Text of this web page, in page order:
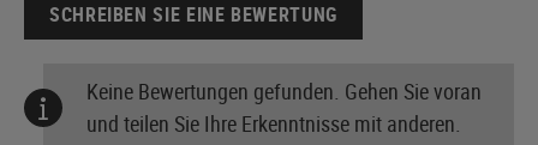
SCHREIBEN SIE EINE BEWERTUNG
Keine Bewertungen gefunden. Gehen Sie voran
und teilen Sie Ihre Erkenntnisse mit anderen.